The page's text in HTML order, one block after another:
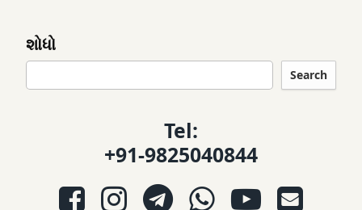
શોધો
Search
Tel:
+91-9825040844
Facebook
InstagramTelegramWhatsApp
YouTube
E-mail